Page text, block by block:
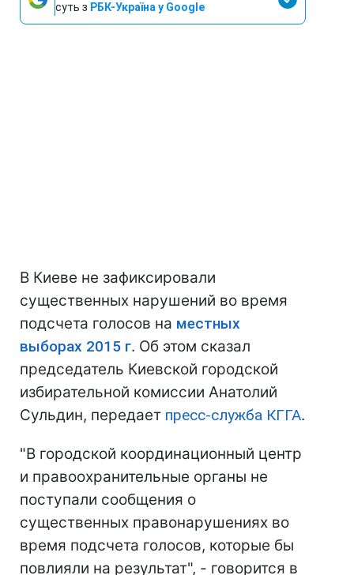
суть з РБК-Україна у Google
В Киеве не зафиксировали
существенных нарушений во время
подсчета голосов на местных
выборах 2015 г. Об этом сказал
председатель Киевской городской
избирательной комиссии Анатолий
Сульдин, передает пресс-служба КГГА.
"В городской координационный центр
и правоохранительные органы не
поступали сообщения о
существенных правонарушениях во
время подсчета голосов, которые бы
повлияли на результат", - говорится в